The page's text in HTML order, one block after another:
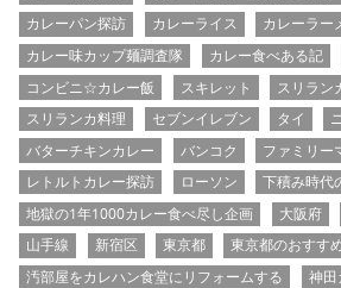
カレーパン探訪
カレーライス
カレーラー
カレー味カップ麺調査隊
カレー食べある記
コンビニ☆カレー飯
スキレット スリラン
スリランカ料理
セブンイレブン タイ
バターチキンカレー
バンコク ファミリー
レトルトカレー探訪
ローソン
下積み時代
地獄の1年1000カレー食べ尽し企画
大阪府
山手線
新宿区 東京都
東京都のおすす
汚部屋をカレハン食堂にリフォームする
神田